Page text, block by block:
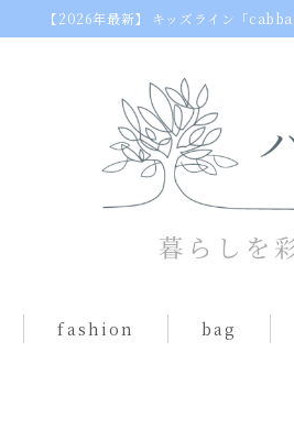
【2026年最新】 キッズライン「
fashion bag